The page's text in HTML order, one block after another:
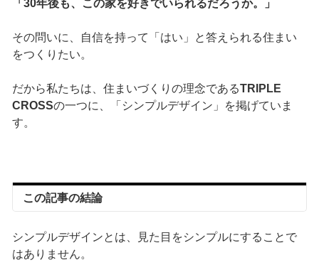
「30年後も、この家を好きでいられるだろうか。」
その問いに、自信を持って「はい」と答えられる住まい
をつくりたい。
だから私たちは、住まいづくりの理念であるTRIPLE
CROSSの一つに、「シンプルデザイン」を掲げていま
す。
この記事の結論
シンプルデザインとは、見た目をシンプルにすることで
はありません。